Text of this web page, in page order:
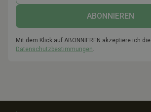
Mit dem Klick auf ABONNIEREN akzeptiere ich die
Datenschutzbestimmungen